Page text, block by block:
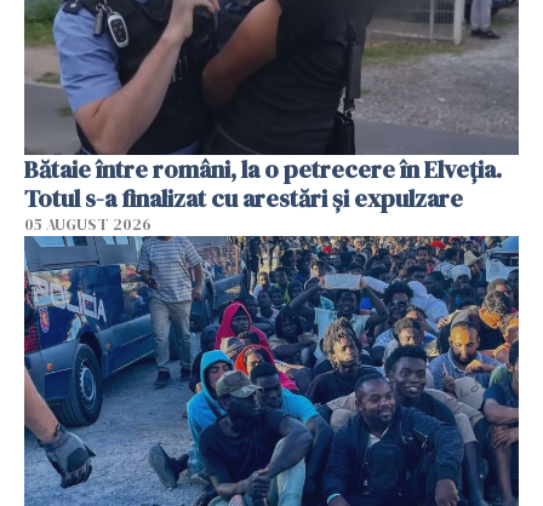
Bătaie între români, la o petrecere în Elveția.
Totul s-a finalizat cu arestări și expulzare
05 AUGUST 2026